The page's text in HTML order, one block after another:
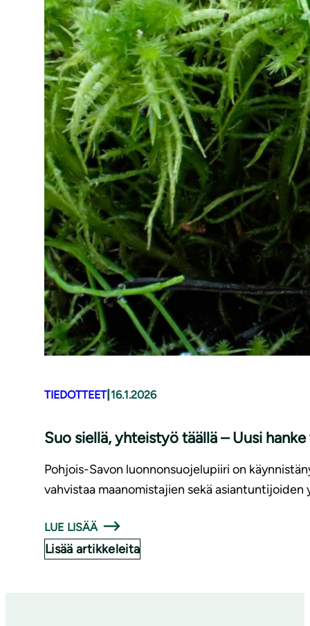
TIEDOTTEET| 16.1.2026
Suo siellä, yhteistyö täällä – Uusi
Pohjois-Savon luonnonsuojelupiiri on
vahvistaa maanomistajien sekä
LUE LISÄÄ
Lisää artikkeleita